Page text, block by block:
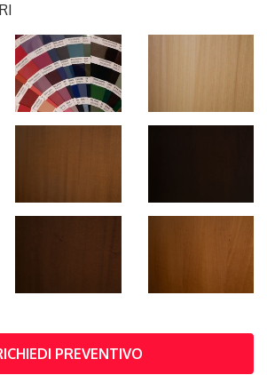
PREVENTIVO